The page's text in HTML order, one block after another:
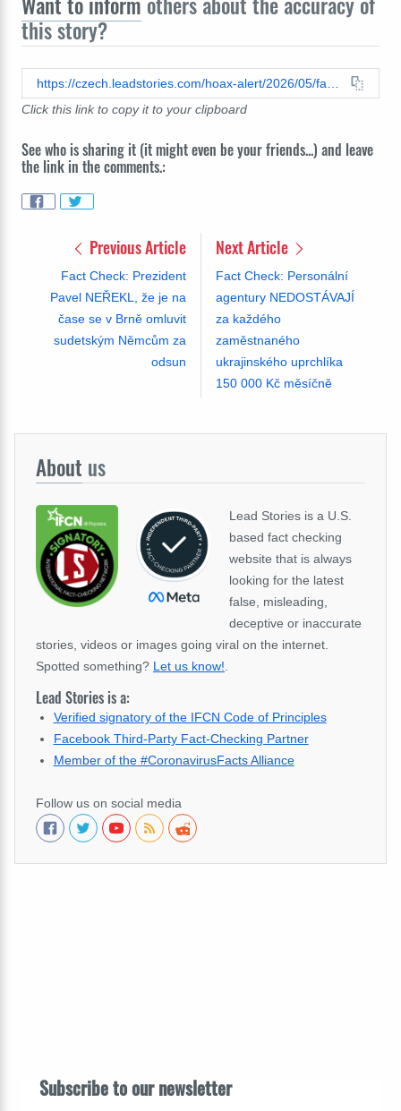
this story?
Click this link to copy it to your clipboard
See who is sharing it (it might even be your friends...) and leave
the link in the comments.:
Previous Article
Fact Check: Prezident
Pavel NEŘEKL, že je na
čase se v Brně omluvit
sudetským Němcům za
odsun
Next Article
Fact Check: Personální
agentury NEDOSTÁVAJÍ
za každého
zaměstnaného
ukrajinského uprchlíka
150 000 Kč měsíčně
About us
Lead Stories is a U.S.
based fact checking
website that is always
looking for the latest
false, misleading,
deceptive or inaccurate
stories, videos or images going viral on the internet.
Spotted something? Let us know!
Lead Stories is a:
Verified signatory of the IFCN Code of Principles
Facebook Third-Party Fact-Checking Partner
Member of the #CoronavirusFacts Alliance
Follow us on social media
Subscribe to our newsletter